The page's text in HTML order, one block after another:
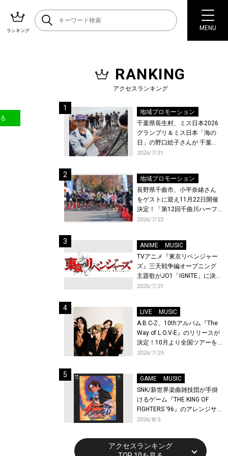
ランキング MENU
RANKING
アクセスランキング
地域プロモーション
千葉県長生村、ミス日本2026
グランプリ＆ミス日本「海の
日」の野口絵子さんが 千葉県
唯一の村・長生村で地引網を
2026/7/31
地域プロモーション
長野県千曲市、小平奈緒さん
をゲストに迎え11月22日開催
決定！「第12回千曲川ハーフ
マラソン」エントリー受付開
2026/7/23
ANIME
MUSIC
TVアニメ『東京リベンジャー
ズ』三天戦争編オープニング
主題歌がJO1「IGNITE」に決
定！メンバー全員から喜びと
先行上映会を開催！
2026/7/21
LIVE
MUSIC
A.B.C-Z、10thアルバム『The
Way of L.O.V-E』のリリースが
決定！10月より全国ツアーを
開催！
2026/7/29
GAME
MUSIC
SNK/新世界楽曲雑技団が手掛
けるゲーム『THE KING OF
FIGHTERS ’96』のアレンジサ
ウンドトラックが配信開始！
2026/8/3
アクセスランキング